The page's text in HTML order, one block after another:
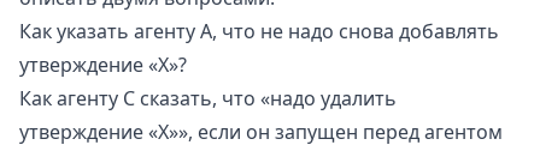
Как указать агенту A, что не надо снова добавлять
утверждение «X»?
Как агенту C сказать, что «надо удалить
утверждение «X»», если он запущен перед агентом